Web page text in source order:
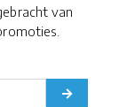
van